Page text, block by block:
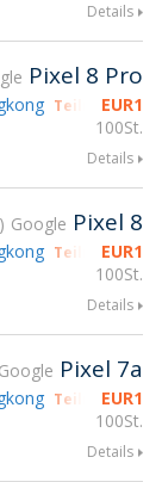
Details
Pixel 8 Pro
EUR1
100St.
Teilnahme
Details
Google Pixel 8
EUR1
100St.
Teilnahme
Details
Google Pixel 7a
EUR1
100St.
Teilnahme
Details